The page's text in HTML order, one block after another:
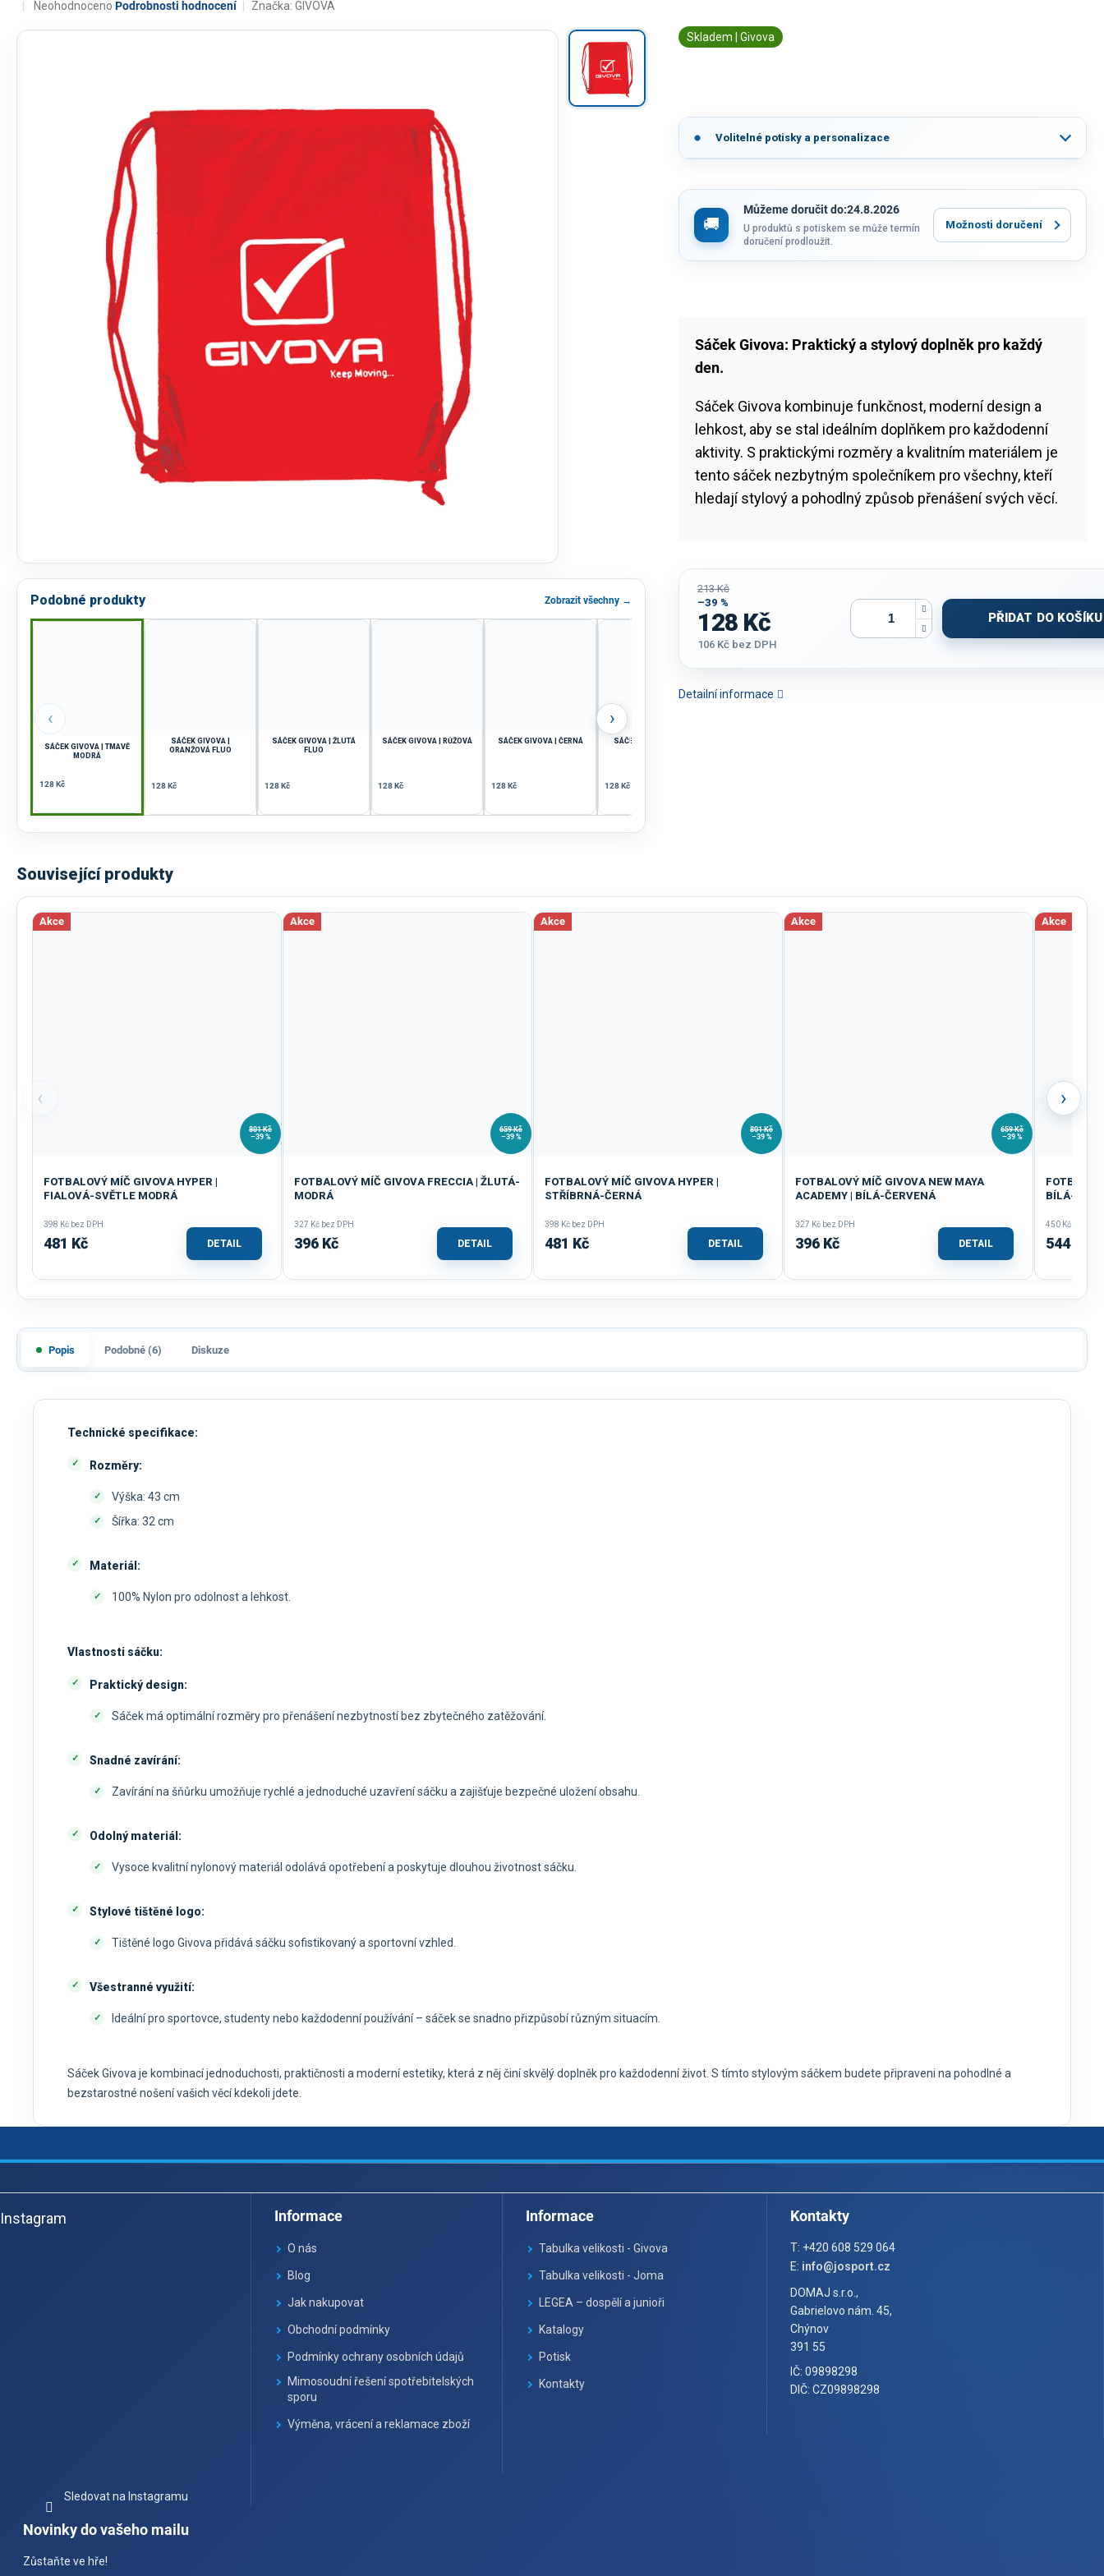
Průměrné
Neohodnoceno Podrobnosti hodnocení Značka: GIVOVA
Podobné produkty Zobrazit všechny →
‹
SÁČEK GIVOVA | TMAVĚ
MODRÁ
128 Kč
SÁČEK GIVOVA |
ORANŽOVÁ FLUO
128 Kč
SÁČEK GIVOVA | ŽLUTÁ
FLUO
128 Kč
SÁČEK GIVOVA | RŮŽOVÁ
128 Kč
SÁČEK GIVOVA | ČERNÁ
128 Kč
SÁČEK GIVOVA | ŠEDÁ
128 Kč
›
Skladem | Givova
Volitelné potisky a personalizace
Můžeme doručit do:24.8.2026
U produktů s potiskem se může termín
doručení prodloužit.
Možnosti doručení
Sáček Givova: Praktický a stylový doplněk pro každý
den.
Sáček Givova kombinuje funkčnost, moderní design a
lehkost, aby se stal ideálním doplňkem pro každodenní
aktivity. S praktickými rozměry a kvalitním materiálem je
tento sáček nezbytným společníkem pro všechny, kteří
hledají stylový a pohodlný způsob přenášení svých věcí.
Detailní informace
213 Kč
–39 %
128 Kč
106 Kč bez DPH
PŘIDAT DO KOŠÍKU
Související produkty
‹
Akce
801 Kč
–39 %
FOTBALOVÝ MÍČ GIVOVA HYPER |
FIALOVÁ-SVĚTLE MODRÁ
398 Kč bez DPH
481 Kč DETAIL
Akce
659 Kč
–39 %
FOTBALOVÝ MÍČ GIVOVA FRECCIA | ŽLUTÁ-
MODRÁ
327 Kč bez DPH
396 Kč DETAIL
Akce
801 Kč
–39 %
FOTBALOVÝ MÍČ GIVOVA HYPER |
STŘÍBRNÁ-ČERNÁ
398 Kč bez DPH
481 Kč DETAIL
Akce
659 Kč
–39 %
FOTBALOVÝ MÍČ GIVOVA NEW MAYA
ACADEMY | BÍLÁ-ČERVENÁ
327 Kč bez DPH
396 Kč DETAIL
Akce
BÍLÁ-
450 Kč bez
544 Kč
›
Popis Podobné (6) Diskuze
Technické specifikace:
Rozměry:
Výška: 43 cm
Šířka: 32 cm
Materiál:
100% Nylon pro odolnost a lehkost.
Vlastnosti sáčku:
Praktický design:
Sáček má optimální rozměry pro přenášení nezbytností bez zbytečného zatěžování.
Snadné zavírání:
Zavírání na šňůrku umožňuje rychlé a jednoduché uzavření sáčku a zajišťuje bezpečné uložení obsahu.
Odolný materiál:
Vysoce kvalitní nylonový materiál odolává opotřebení a poskytuje dlouhou životnost sáčku.
Stylové tištěné logo:
Tištěné logo Givova přidává sáčku sofistikovaný a sportovní vzhled.
Všestranné využití:
Ideální pro sportovce, studenty nebo každodenní používání – sáček se snadno přizpůsobí různým situacím.
Sáček Givova je kombinací jednoduchosti, praktičnosti a moderní estetiky, která z něj činí skvělý doplněk pro každodenní život. S tímto stylovým sáčkem budete připraveni na pohodlné a
bezstarostné nošení vašich věcí kdekoli jdete.
á
pInstagram
Sledovat na Instagramu
Informace
O nás
Blog
Jak nakupovat
Obchodní podmínky
Podmínky ochrany osobních údajů
Mimosoudní řešení spotřebitelských
sporu
Výměna, vrácení a reklamace zboží
Informace
Tabulka velikosti - Givova
Tabulka velikosti - Joma
LEGEA – dospělí a junioři
Katalogy
Potisk
Kontakty
Kontakty
T: +420 608 529 064
E: info@josport.cz
DOMAJ s.r.o.,
Gabrielovo nám. 45,
Chýnov
391 55
IČ: 09898298
DIČ: CZ09898298
Novinky do vašeho mailu
Zůstaňte ve hře!